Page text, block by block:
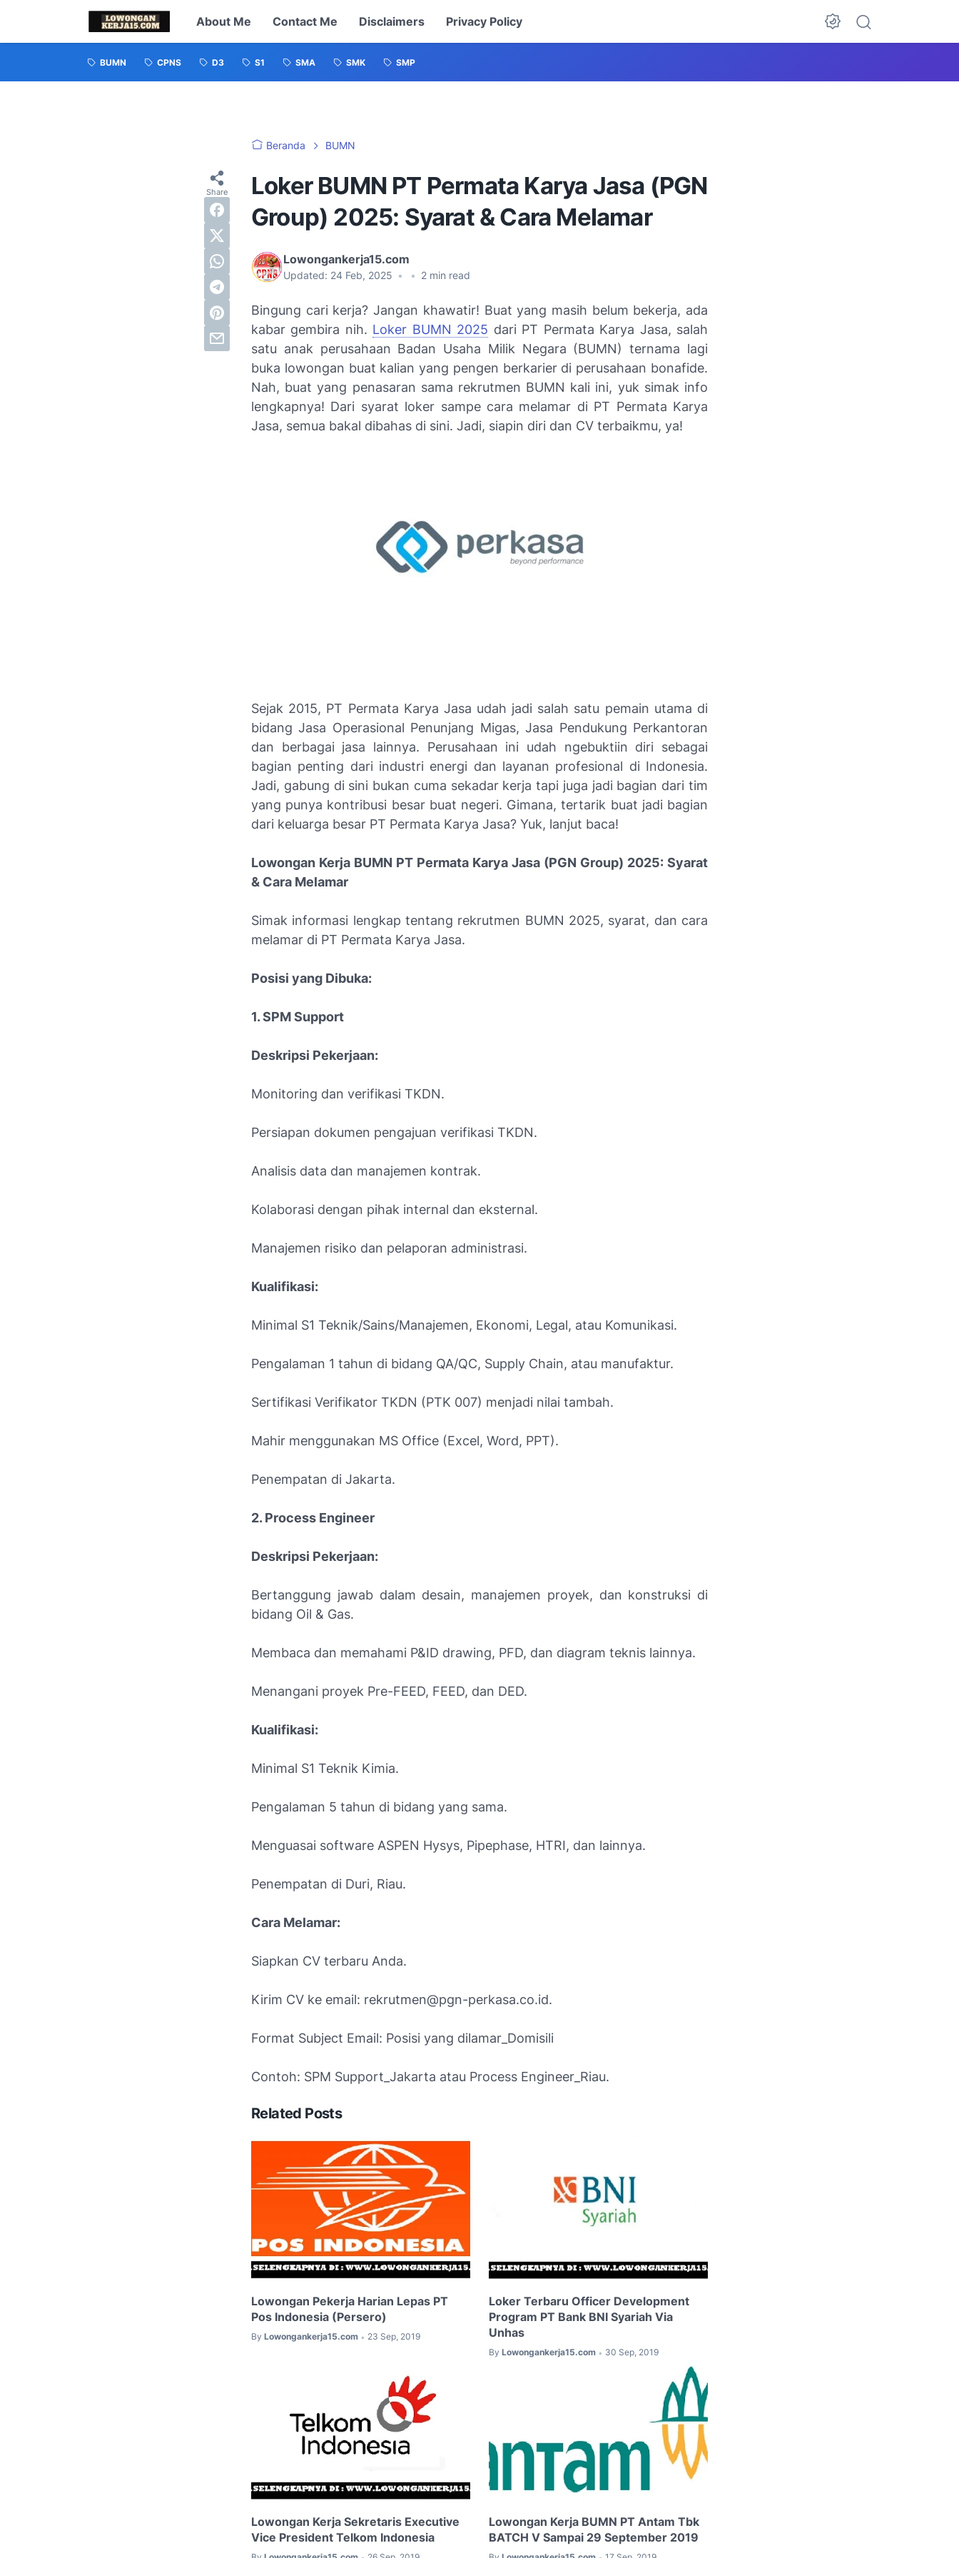
About Me Contact Me Disclaimers Privacy Policy
BUMN CPNS D3 S1 SMA SMK SMP
Beranda BUMN
Loker BUMN PT Permata Karya Jasa (PGN
Group) 2025: Syarat & Cara Melamar
Lowongankerja15.com
Updated: 24 Feb, 2025 • • 2 min read
Bingung cari kerja? Jangan khawatir! Buat yang masih belum bekerja, ada
kabar gembira nih. Loker BUMN 2025 dari PT Permata Karya Jasa, salah
satu anak perusahaan Badan Usaha Milik Negara (BUMN) ternama lagi
buka lowongan buat kalian yang pengen berkarier di perusahaan bonafide.
Nah, buat yang penasaran sama rekrutmen BUMN kali ini, yuk simak info
lengkapnya! Dari syarat loker sampe cara melamar di PT Permata Karya
Jasa, semua bakal dibahas di sini. Jadi, siapin diri dan CV terbaikmu, ya!
Sejak 2015, PT Permata Karya Jasa udah jadi salah satu pemain utama di
bidang Jasa Operasional Penunjang Migas, Jasa Pendukung Perkantoran
dan berbagai jasa lainnya. Perusahaan ini udah ngebuktiin diri sebagai
bagian penting dari industri energi dan layanan profesional di Indonesia.
Jadi, gabung di sini bukan cuma sekadar kerja tapi juga jadi bagian dari tim
yang punya kontribusi besar buat negeri. Gimana, tertarik buat jadi bagian
dari keluarga besar PT Permata Karya Jasa? Yuk, lanjut baca!
Lowongan Kerja BUMN PT Permata Karya Jasa (PGN Group) 2025: Syarat
& Cara Melamar
Simak informasi lengkap tentang rekrutmen BUMN 2025, syarat, dan cara
melamar di PT Permata Karya Jasa.
Posisi yang Dibuka:
1. SPM Support
Deskripsi Pekerjaan:
Monitoring dan verifikasi TKDN.
Persiapan dokumen pengajuan verifikasi TKDN.
Analisis data dan manajemen kontrak.
Kolaborasi dengan pihak internal dan eksternal.
Manajemen risiko dan pelaporan administrasi.
Kualifikasi:
Minimal S1 Teknik/Sains/Manajemen, Ekonomi, Legal, atau Komunikasi.
Pengalaman 1 tahun di bidang QA/QC, Supply Chain, atau manufaktur.
Sertifikasi Verifikator TKDN (PTK 007) menjadi nilai tambah.
Mahir menggunakan MS Office (Excel, Word, PPT).
Penempatan di Jakarta.
2. Process Engineer
Deskripsi Pekerjaan:
Bertanggung jawab dalam desain, manajemen proyek, dan konstruksi di
bidang Oil & Gas.
Membaca dan memahami P&ID drawing, PFD, dan diagram teknis lainnya.
Menangani proyek Pre-FEED, FEED, dan DED.
Kualifikasi:
Minimal S1 Teknik Kimia.
Pengalaman 5 tahun di bidang yang sama.
Menguasai software ASPEN Hysys, Pipephase, HTRI, dan lainnya.
Penempatan di Duri, Riau.
Cara Melamar:
Siapkan CV terbaru Anda.
Kirim CV ke email: rekrutmen@pgn-perkasa.co.id.
Format Subject Email: Posisi yang dilamar_Domisili
Contoh: SPM Support_Jakarta atau Process Engineer_Riau.
Related Posts
Lowongan Pekerja Harian Lepas PT
Pos Indonesia (Persero)
By Lowongankerja15.com • 23 Sep, 2019
Loker Terbaru Officer Development
Program PT Bank BNI Syariah Via
Unhas
By Lowongankerja15.com • 30 Sep, 2019
Lowongan Kerja Sekretaris Executive
Vice President Telkom Indonesia
Lowongan Kerja BUMN PT Antam Tbk
BATCH V Sampai 29 September 2019